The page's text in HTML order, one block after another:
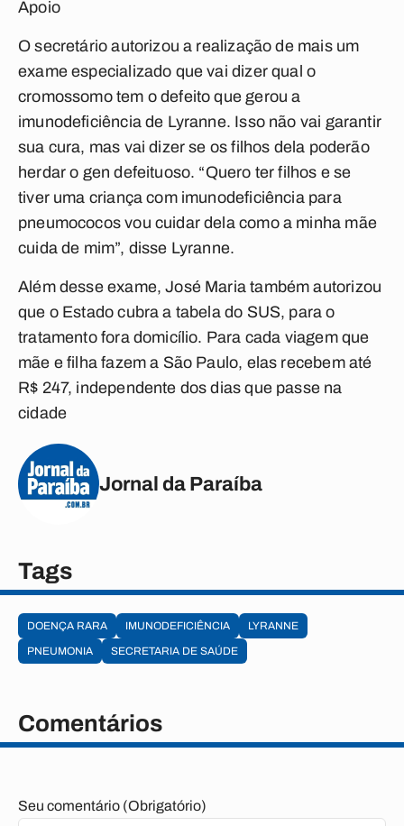
Apoio
O secretário autorizou a realização de mais um
exame especializado que vai dizer qual o
cromossomo tem o defeito que gerou a
imunodeficiência de Lyranne. Isso não vai garantir
sua cura, mas vai dizer se os filhos dela poderão
herdar o gen defeituoso. “Quero ter filhos e se
tiver uma criança com imunodeficiência para
pneumococos vou cuidar dela como a minha mãe
cuida de mim”, disse Lyranne.
Além desse exame, José Maria também autorizou
que o Estado cubra a tabela do SUS, para o
tratamento fora domicílio. Para cada viagem que
mãe e filha fazem a São Paulo, elas recebem até
R$ 247, independente dos dias que passe na
cidade
Jornal da Paraíba
Tags
DOENÇA RARA IMUNODEFICIÊNCIA
LYRANNE
PNEUMONIA
SECRETARIA DE SAÚDE
Comentários
Seu comentário (Obrigatório)